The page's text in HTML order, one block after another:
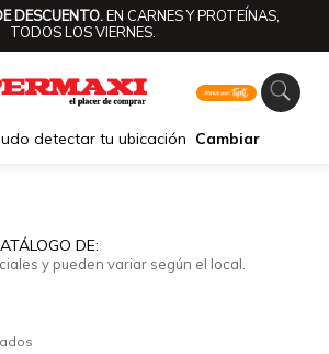
DESCUENTO.EN CARNES Y PROTEÍNAS,
TODOS LOS VIERNES.
detectar tu ubicación Cambiar
DE:
y pueden variar según el local.